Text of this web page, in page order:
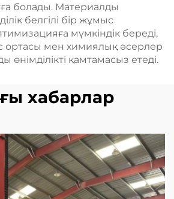
болады. Материалды
белгілі бір жұмыс
мүмкіндік береді,
ортасы мен химиялық әсерлер
өнімділікті қамтамасыз етеді.
хабарлар